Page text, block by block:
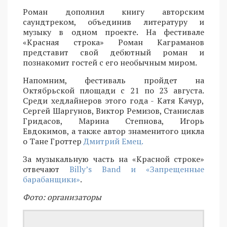
Роман дополнил книгу авторским
саундтреком, объединив литературу и
музыку в одном проекте. На фестивале
«Красная строка» Роман Каграманов
представит свой дебютный роман и
познакомит гостей с его необычным миром.
Напомним, фестиваль пройдет на
Октябрьской площади с 21 по 23 августа.
Среди хедлайнеров этого года - Катя Качур,
Сергей Шаргунов, Виктор Ремизов, Станислав
Гридасов, Марина Степнова, Игорь
Евдокимов, а также автор знаменитого цикла
о Тане ГроттерДмитрий Емец.
За музыкальную часть на «Красной строке»
отвечают Billy’s Band и «Запрещенные
барабанщики».
Фото: организаторы